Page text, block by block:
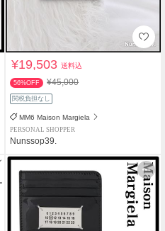
¥19,503送料込
56%OFF ¥45,000
関税負担なし
MM6 Maison Margiela
PERSONAL SHOPPER
Nunssop39.